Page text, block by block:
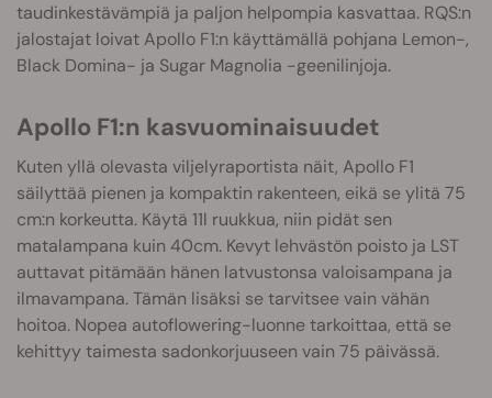
taudinkestävämpiä ja paljon helpompia kasvattaa. RQS:n
jalostajat loivat Apollo F1:n käyttämällä pohjana Lemon-,
Black Domina- ja Sugar Magnolia -geenilinjoja.
Apollo F1:n kasvuominaisuudet
Kuten yllä olevasta viljelyraportista näit, Apollo F1
säilyttää pienen ja kompaktin rakenteen, eikä se ylitä 75
cm:n korkeutta. Käytä 11l ruukkua, niin pidät sen
matalampana kuin 40cm. Kevyt lehvästön poisto ja LST
auttavat pitämään hänen latvustonsa valoisampana ja
ilmavampana. Tämän lisäksi se tarvitsee vain vähän
hoitoa. Nopea autoflowering-luonne tarkoittaa, että se
kehittyy taimesta sadonkorjuuseen vain 75 päivässä.